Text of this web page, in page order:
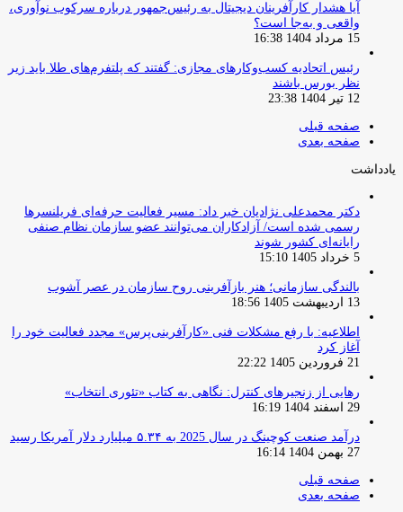
آیا هشدار کارآفرینان دیجیتال به رئیس‌جمهور درباره سرکوب نوآوری،
واقعی و به‌جا است؟
15 مرداد 1404 16:38
‏رئیس اتحادیه کسب‌وکارهای مجازی: گفتند که پلتفرم‌های طلا باید زیر
نظر بورس باشند
12 تیر 1404 23:38
صفحه قبلی
صفحه بعدی
یادداشت
دکتر محمدعلی نژادیان خبر داد: مسیر فعالیت حرفه‌ای فریلنسرها
رسمی شده است/ آزادکاران می‌توانند عضو سازمان نظام صنفی
رایانه‌ای کشور شوند
5 خرداد 1405 15:10
بالندگی سازمانی؛ هنر بازآفرینی روح سازمان در عصر آشوب
13 اردیبهشت 1405 18:56
اطلاعیه: با رفع مشکلات فنی «کارآفرینی‌پرس» مجدد فعالیت خود را
آغاز کرد
21 فروردین 1405 22:22
رهایی از زنجیرهای کنترل: نگاهی به کتاب «تئوری انتخاب»
29 اسفند 1404 16:19
درآمد صنعت کوچینگ در سال 2025 به ۵.۳۴ میلیارد دلار آمریکا رسید
27 بهمن 1404 16:14
صفحه قبلی
صفحه بعدی